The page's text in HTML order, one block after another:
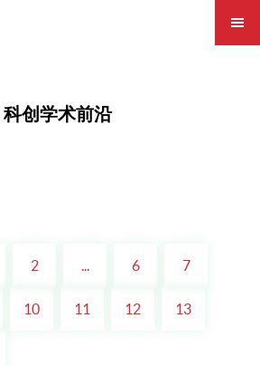
科创学术前沿
2 ... 6 7
10 11 12 13